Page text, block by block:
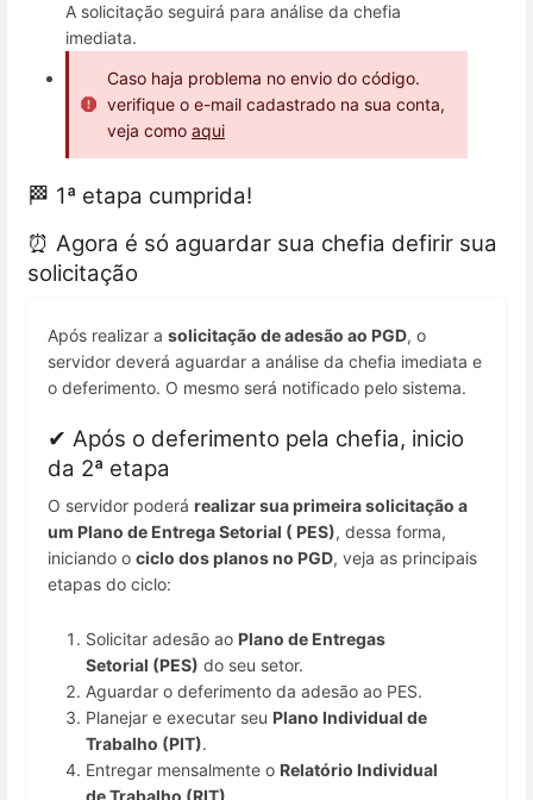
A solicitação seguirá para análise da chefia
imediata.
Caso haja problema no envio do código.
verifique o e-mail cadastrado na sua conta,
veja como aqui
🏁 1ª etapa cumprida!
⏰ Agora é só aguardar sua chefia defirir sua
solicitação
Após realizar a solicitação de adesão ao PGD, o
servidor deverá aguardar a análise da chefia imediata e
o deferimento. O mesmo será notificado pelo sistema.
✔ Após o deferimento pela chefia, inicio
da 2ª etapa
O servidor poderá realizar sua primeira solicitação a
um Plano de Entrega Setorial ( PES), dessa forma,
iniciando o ciclo dos planos no PGD, veja as principais
etapas do ciclo:
Solicitar adesão ao Plano de Entregas
Setorial (PES) do seu setor.
Aguardar o deferimento da adesão ao PES.
Planejar e executar seu Plano Individual de
Trabalho (PIT).
Entregar mensalmente o Relatório Individual
de Trabalho (RIT).